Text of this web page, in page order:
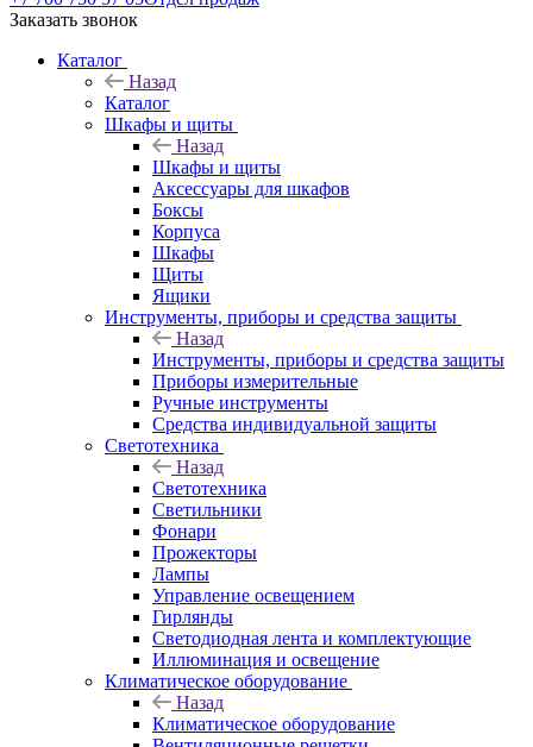
Заказать звонок
Каталог
Назад
Каталог
Шкафы и щиты
Назад
Шкафы и щиты
Аксессуары для шкафов
Боксы
Корпуса
Шкафы
Щиты
Ящики
Инструменты, приборы и средства защиты
Назад
Инструменты, приборы и средства защиты
Приборы измерительные
Ручные инструменты
Средства индивидуальной защиты
Светотехника
Назад
Светотехника
Светильники
Фонари
Прожекторы
Лампы
Управление освещением
Гирлянды
Светодиодная лента и комплектующие
Иллюминация и освещение
Климатическое оборудование
Назад
Климатическое оборудование